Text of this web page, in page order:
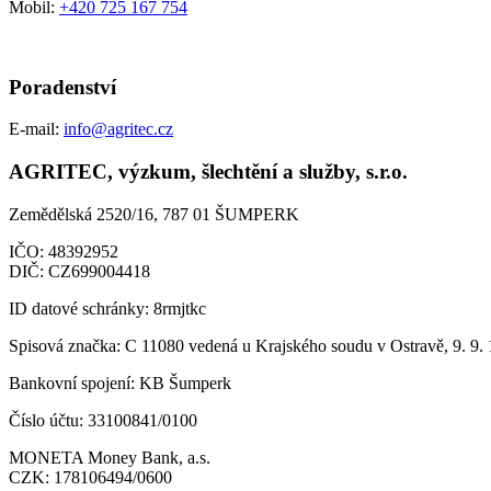
Mobil: +420 725 167 754
Poradenství
E-mail: info@agritec.cz
AGRITEC, výzkum, šlechtění a služby, s.r.o.
Zemědělská 2520/16, 787 01 ŠUMPERK
IČO: 48392952
DIČ: CZ699004418
ID datové schránky: 8rmjtkc
Spisová značka: C 11080 vedená u Krajského soudu v Ostravě, 9. 9.
Bankovní spojení: KB Šumperk
Číslo účtu: 33100841/0100
MONETA Money Bank, a.s.
CZK: 178106494/0600